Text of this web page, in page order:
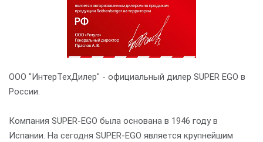
ООО "ИнтерТехДилер" - официальный дилер SUPER EGO в
России.
Компания SUPER-EGO была основана в 1946 году в
Испании. На сегодня SUPER-EGO является крупнейшим